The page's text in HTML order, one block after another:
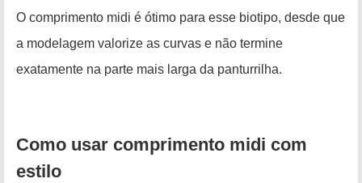
O comprimento midi é ótimo para esse biotipo, desde que
a modelagem valorize as curvas e não termine
exatamente na parte mais larga da panturrilha.
Como usar comprimento midi com
estilo